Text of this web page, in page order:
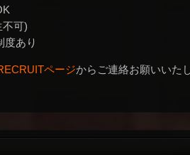
不可)
度あり
ページからご連絡お願いいた